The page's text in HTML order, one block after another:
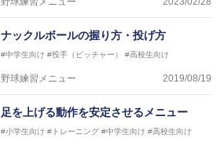
ナックルボールの握り方・投げ方
#中学生向け #投手（ピッチャー） #高校生向け
野球練習メニュー 2019/08/19
足を上げる動作を安定させるメニュー
#小学生向け #トレーニング #中学生向け #高校生向け